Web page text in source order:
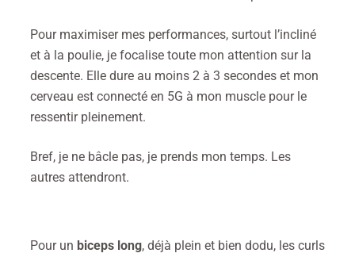
Pour maximiser mes performances, surtout l’incliné
et à la poulie, je focalise toute mon attention sur la
descente. Elle dure au moins 2 à 3 secondes et mon
cerveau est connecté en 5G à mon muscle pour le
ressentir pleinement.
Bref, je ne bâcle pas, je prends mon temps. Les
autres attendront.
Pour un biceps long, déjà plein et bien dodu, les curls